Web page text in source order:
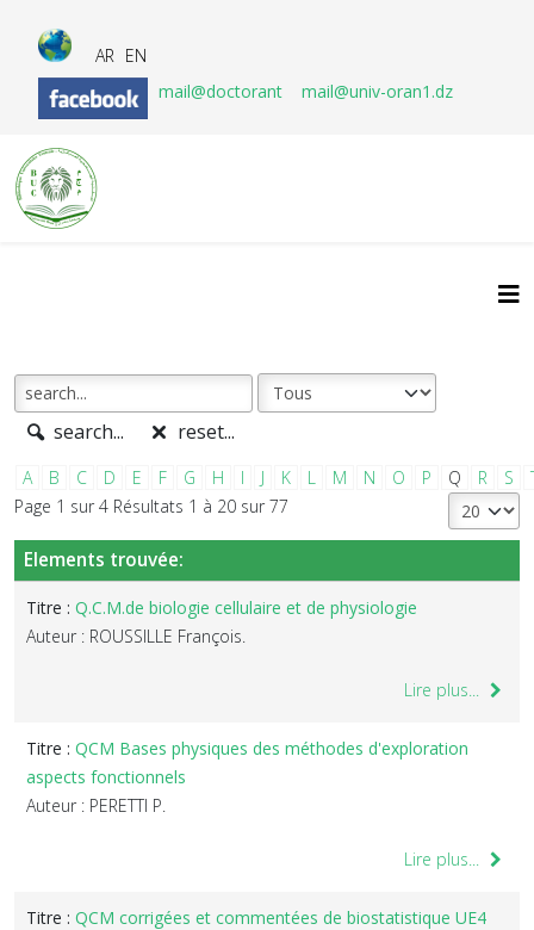
AR EN
mail@doctorant
mail@univ-oran1.dz
search... reset...
A B C D E F G H I J K L M N O P Q R S
Page 1 sur 4 Résultats 1 à 20 sur 77
Elements trouvée:
Titre : Q.C.M.de biologie cellulaire et de physiologie
Auteur : ROUSSILLE François.
Lire plus...
Titre : QCM Bases physiques des méthodes d'exploration
aspects fonctionnels
Auteur : PERETTI P.
Lire plus...
Titre : QCM corrigées et commentées de biostatistique UE4